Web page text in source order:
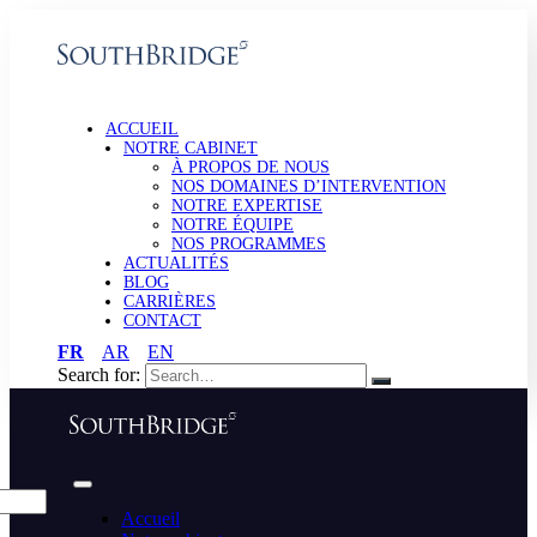
ACCUEIL
NOTRE CABINET
À PROPOS DE NOUS
NOS DOMAINES D’INTERVENTION
NOTRE EXPERTISE
NOTRE ÉQUIPE
NOS PROGRAMMES
ACTUALITÉS
BLOG
CARRIÈRES
CONTACT
FR AR
EN
Search for:
Accueil